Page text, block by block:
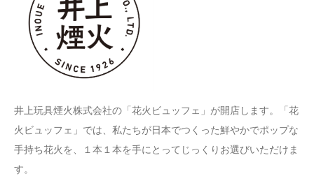
井上玩具煙火株式会社の「花火ビュッフェ」が開店します。「花
火ビュッフェ」では、私たちが日本でつくった鮮やかでポップな
手持ち花火を、１本１本を手にとってじっくりお選びいただけま
す。